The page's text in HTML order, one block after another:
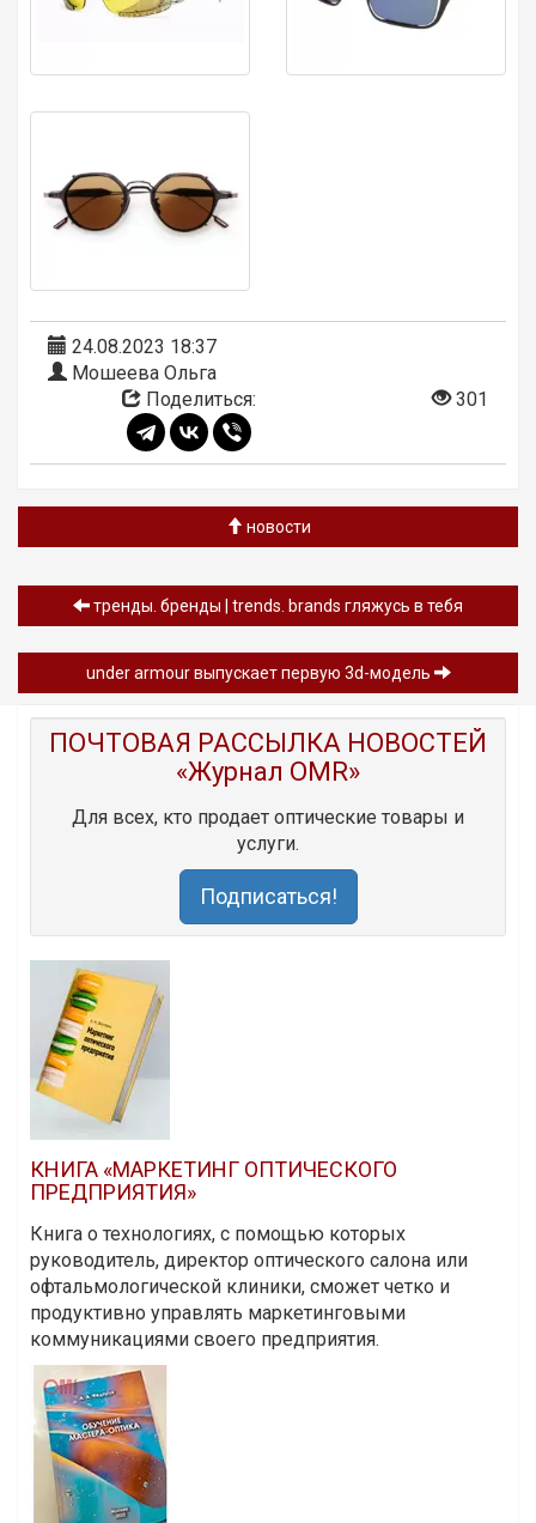
24.08.2023 18:37
Мошеева Ольга
Поделиться:
301
новости
тренды. бренды | trends. brands гляжусь в тебя
under armour выпускает первую 3d-модель
ПОЧТОВАЯ РАССЫЛКА НОВОСТЕЙ
«Журнал OMR»
Для всех, кто продает оптические товары и
услуги.
Подписаться!
КНИГА «МАРКЕТИНГ ОПТИЧЕСКОГО
ПРЕДПРИЯТИЯ»
Книга о технологиях, с помощью которых
руководитель, директор оптического салона или
офтальмологической клиники, сможет четко и
продуктивно управлять маркетинговыми
коммуникациями своего предприятия.